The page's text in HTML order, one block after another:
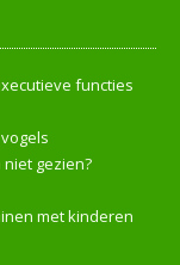
functies
gezien?
met kinderen